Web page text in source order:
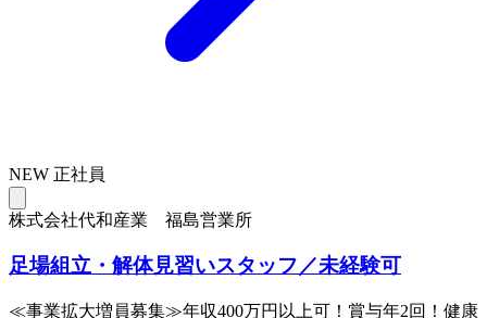
NEW 正社員
株式会社代和産業 福島営業所
足場組立・解体見習いスタッフ／未経験可
≪事業拡大増員募集≫年収400万円以上可！賞与年2回！健康